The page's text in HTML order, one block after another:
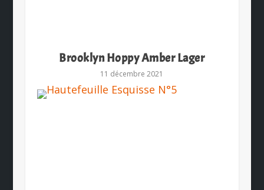
Brooklyn Hoppy Amber Lager
11 décembre 2021